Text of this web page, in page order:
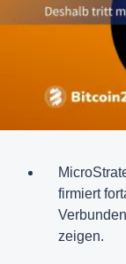
firmiert
zeigen.